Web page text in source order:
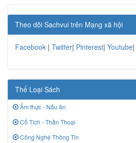
Theo dõi Sachvui trên Mạng xã hội
Facebook | Twitter| Pinterest| Youtube|
Thể Loại Sách
Ẩm thực - Nấu ăn
Cổ Tích - Thần Thoại
Công Nghệ Thông Tin